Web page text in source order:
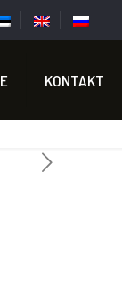
KONTAKT